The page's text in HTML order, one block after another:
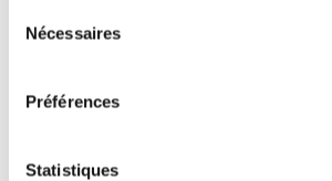
Nécessaires
Préférences
Statistiques